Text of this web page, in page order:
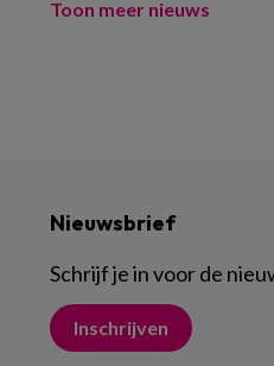
Toon meer nieuws
Nieuwsbrief
Schrijf je in voor de
Inschrijven